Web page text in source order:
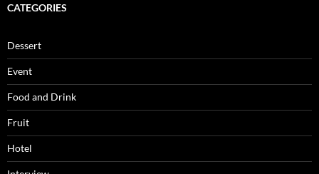
CATEGORIES
Dessert
Event
Food and Drink
Fruit
Hotel